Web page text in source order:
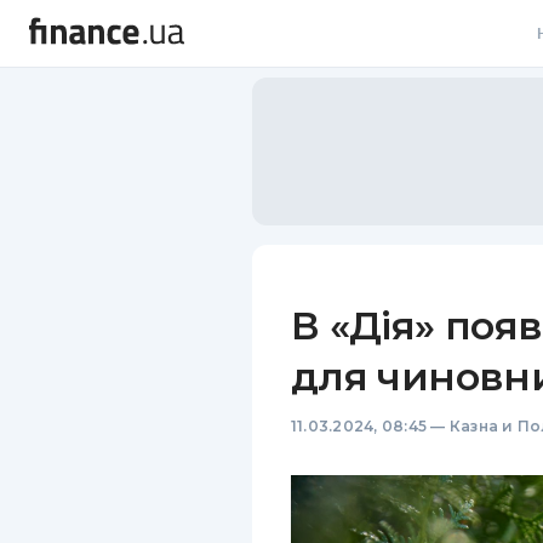
В «Дія»
для
11.03.2024, 08:45 — Казна и